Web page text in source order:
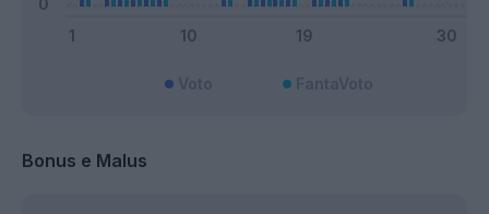
Bonus e Malus